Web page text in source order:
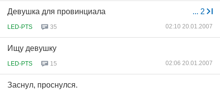
... 2
Девушка для провинциала
LED-PTS 35 02:10 20.01.2007
Ищу девушку
LED-PTS 15 02:06 20.01.2007
Заснул, проснулся.